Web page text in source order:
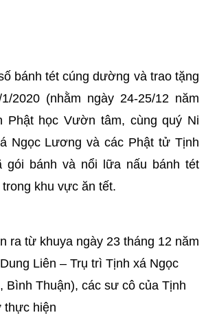
bánh tét cúng dường và trao tặng
2020 (nhằm ngày 24-25/12 năm
Phật học Vườn tâm, cùng quý Ni
Ngọc Lương và các Phật tử Tịnh
gói bánh và nổi lữa nấu bánh tét
khu vực ăn tết.
ra từ khuya ngày 23 tháng 12 năm
Liên – Trụ trì Tịnh xá Ngọc
Bình Thuận), các sư cô của Tịnh
thực hiện